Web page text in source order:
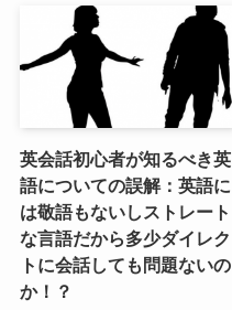
英会話初心者が知るべき英
語についての誤解：英語に
は敬語もないしストレート
な言語だから多少ダイレク
トに会話しても問題ないの
か！？